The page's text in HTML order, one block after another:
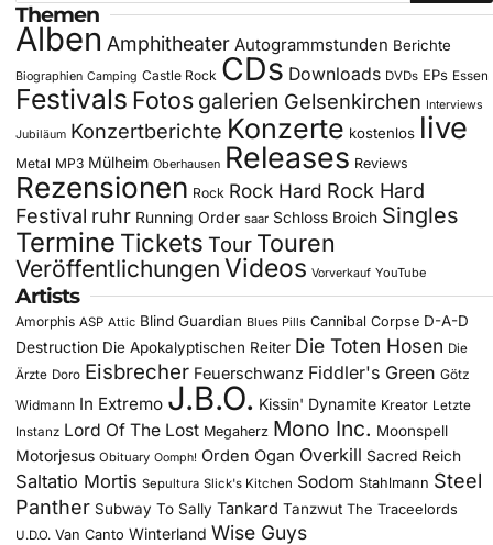
Themen
Alben Amphitheater Autogrammstunden Berichte
Biographien Camping Castle Rock CDs Downloads DVDs EPs Essen
Festivals Fotos galerien Gelsenkirchen Interviews
Jubiläum Konzertberichte Konzerte kostenlos live
Metal MP3 Mülheim Oberhausen Releases Reviews
Rezensionen Rock Rock Hard Rock Hard
Festival ruhr Running Order saar Schloss Broich Singles
Termine Tickets Tour Touren
Veröffentlichungen Videos Vorverkauf YouTube
Artists
Amorphis ASP Attic Blind Guardian Blues Pills Cannibal Corpse D-A-D
Destruction Die Apokalyptischen Reiter Die Toten Hosen Die
Ärzte Doro Eisbrecher Feuerschwanz Fiddler's Green Götz
Widmann In Extremo J.B.O. Kissin' Dynamite Kreator Letzte
Instanz Lord Of The Lost Megaherz Mono Inc. Moonspell
Motorjesus Obituary Oomph! Orden Ogan Overkill Sacred Reich
Saltatio Mortis Sepultura Slick's Kitchen Sodom Stahlmann Steel
Panther Subway To Sally Tankard Tanzwut The Traceelords
U.D.O. Van Canto Winterland Wise Guys